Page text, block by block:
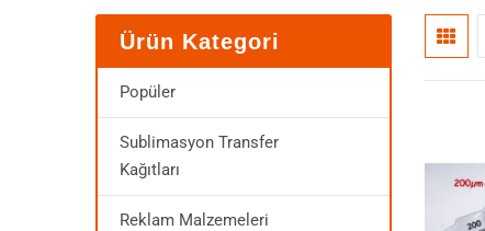
Ürün Kategori
Popüler
Sublimasyon Transfer
Kağıtları
Reklam Malzemeleri